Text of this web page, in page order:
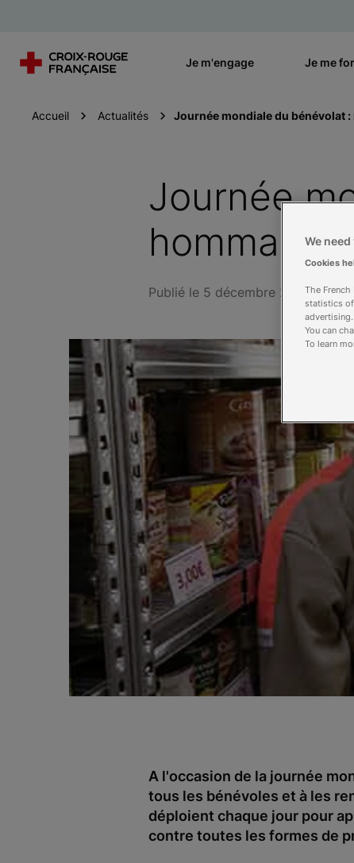
Je m'engage Je me
Accueil Actualités Journée mondiale du bénévolat :
Journée
hommage
Publié le 5 décembre 2013
A l'occasion de la journée
tous les bénévoles et à les
déploient chaque jour pour
contre toutes les formes de
We
Cookies
The
statistics
advertising.
You can
To learn